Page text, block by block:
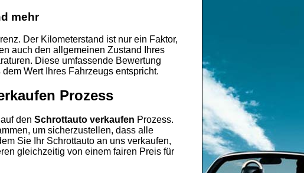
mehr
Der Kilometerstand ist nur ein Faktor,
auch den allgemeinen Zustand Ihres
Diese umfassende Bewertung
Wert Ihres Fahrzeugs entspricht.
Prozess
den Schrottauto verkaufen Prozess.
um sicherzustellen, dass alle
Sie Ihr Schrottauto an uns verkaufen,
gleichzeitig von einem fairen Preis für